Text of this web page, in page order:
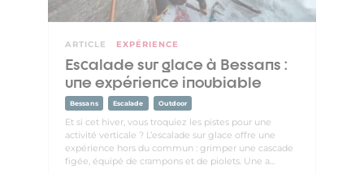
ARTICLE EXPÉRIENCE
Escalade sur glace à Bessans :
une expérience inoubiable
Bessans Escalade Outdoor
Et si cet hiver, vous troquiez les pistes pour une
activité verticale ? L’escalade sur glace offre une
expérience hors du commun : grimper une cascade
figée, équipé de crampons et de piolets. Une a...